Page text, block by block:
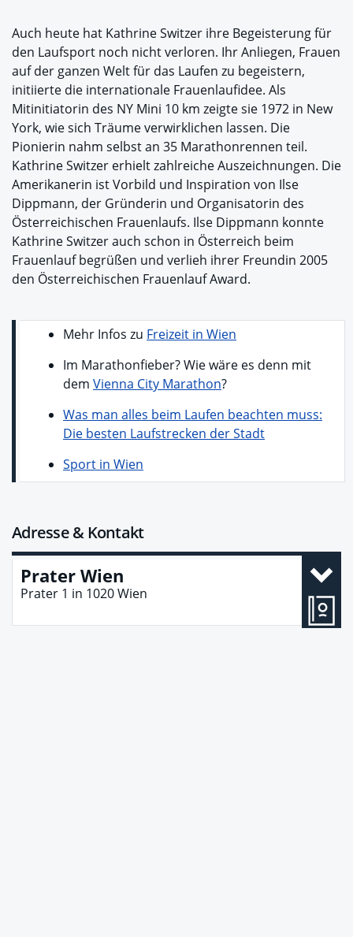
Auch heute hat Kathrine Switzer ihre Begeisterung für
den Laufsport noch nicht verloren. Ihr Anliegen, Frauen
auf der ganzen Welt für das Laufen zu begeistern,
initiierte die internationale Frauenlaufidee. Als
Mitinitiatorin des NY Mini 10 km zeigte sie 1972 in New
York, wie sich Träume verwirklichen lassen. Die
Pionierin nahm selbst an 35 Marathonrennen teil.
Kathrine Switzer erhielt zahlreiche Auszeichnungen. Die
Amerikanerin ist Vorbild und Inspiration von Ilse
Dippmann, der Gründerin und Organisatorin des
Österreichischen Frauenlaufs. Ilse Dippmann konnte
Kathrine Switzer auch schon in Österreich beim
Frauenlauf begrüßen und verlieh ihrer Freundin 2005
den Österreichischen Frauenlauf Award.
Mehr Infos zu Freizeit in Wien
Im Marathonfieber? Wie wäre es denn mit
dem Vienna City Marathon?
Was man alles beim Laufen beachten muss:
Die besten Laufstrecken der Stadt
Sport in Wien
Adresse & Kontakt
Prater Wien
Prater 1 in 1020Wien